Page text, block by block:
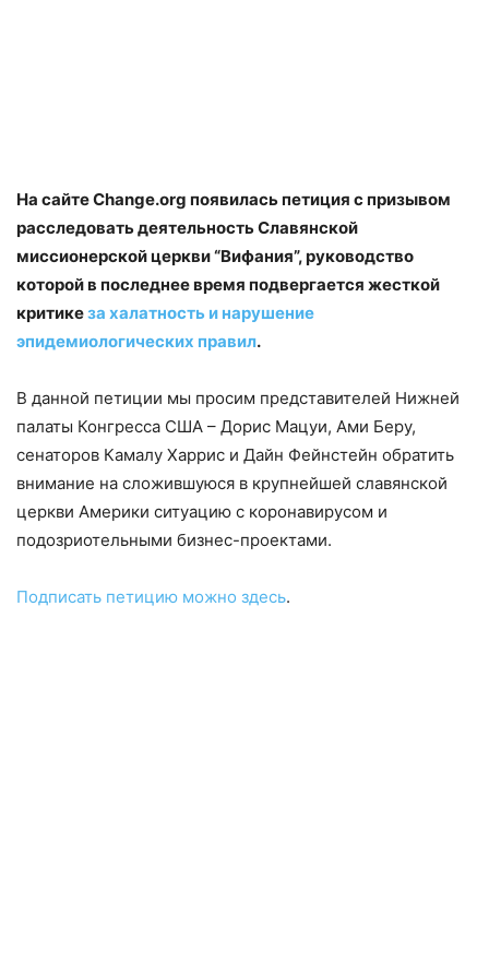
На сайте Change.org появилась петиция с призывом
расследовать деятельность Славянской
миссионерской церкви “Вифания”, руководство
которой в последнее время подвергается жесткой
критикеза халатность и нарушение
эпидемиологических правил.
В данной петиции мы просим представителей Нижней
палаты Конгресса США – Дорис Мацуи, Ами Беру,
сенаторов Камалу Харрис и Дайн Фейнстейн обратить
внимание на сложившуюся в крупнейшей славянской
церкви Америки ситуацию с коронавирусом и
подозриотельными бизнес-проектами.
Подписать петицию можно здесь.